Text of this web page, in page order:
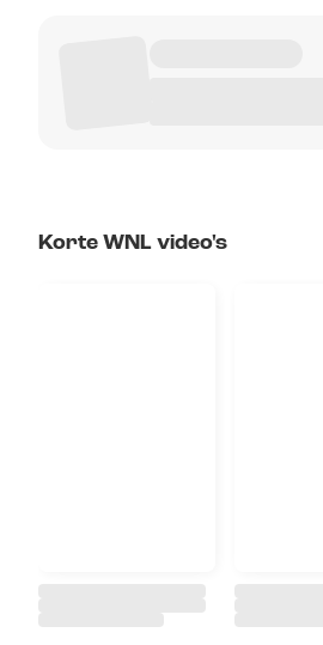
Korte WNL video's